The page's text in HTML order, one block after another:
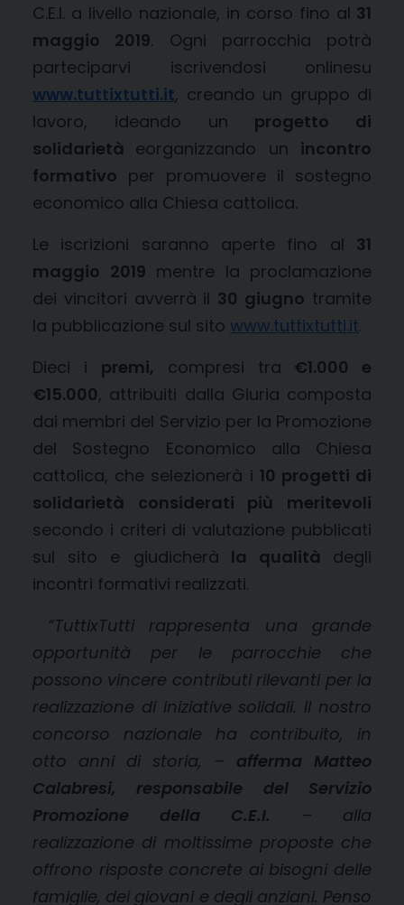
C.E.I. a livello nazionale, in corso fino al 31
maggio 2019. Ogni parrocchia potrà
parteciparvi iscrivendosi onlinesu
www.tuttixtutti.it, creando un gruppo di
lavoro, ideando un progetto di
solidarietà eorganizzando un incontro
formativo per promuovere il sostegno
economico alla Chiesa cattolica.
Le iscrizioni saranno aperte fino al 31
maggio 2019 mentre la proclamazione
dei vincitori avverrà il 30 giugno tramite
la pubblicazione sul sito www.tuttixtutti.it.
Dieci i premi, compresi tra €1.000 e
€15.000, attribuiti dalla Giuria composta
dai membri del Servizio per la Promozione
del Sostegno Economico alla Chiesa
cattolica, che selezionerà i 10 progetti di
solidarietà considerati più meritevoli
secondo i criteri di valutazione pubblicati
sul sito e giudicherà la qualità degli
incontri formativi realizzati.
“TuttixTutti rappresenta una grande
opportunità per le parrocchie che
possono vincere contributi rilevanti per la
realizzazione di iniziative solidali. Il nostro
concorso nazionale ha contribuito, in
otto anni di storia, – afferma Matteo
Calabresi, responsabile del Servizio
Promozione della C.E.I. – alla
realizzazione di moltissime proposte che
offrono risposte concrete ai bisogni delle
famiglie, dei giovani e degli anziani. Penso